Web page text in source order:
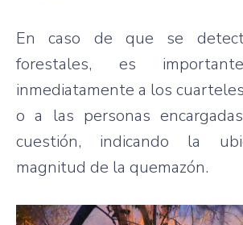
En caso de que se
forestales, es
inmediatamente a los
o a las personas
cuestión, indicando la
magnitud de la quemazón.